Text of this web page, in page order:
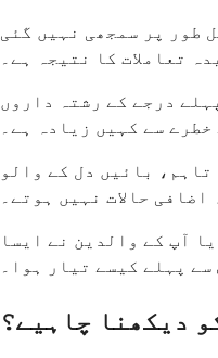
طور پر سمجھی نہیں گئی
تعاملات کا نتیجہ ہے۔
دو پٹیاں ہیں، تو تقریباً 10 فیصد امکان ہے کہ آپ کے پہلے درجے کے رشتہ داروں
بائیں دل کے والو
حالات نہیں ہوتے۔
آپ کے والدین نے ایسا
پہلے کیسے تیار ہوا۔
دیکھنا چاہیے؟